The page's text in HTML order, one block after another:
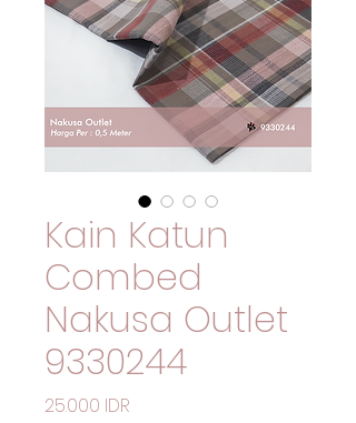
Kain Katun
Combed
Nakusa Outlet
9330244
25.000 IDR